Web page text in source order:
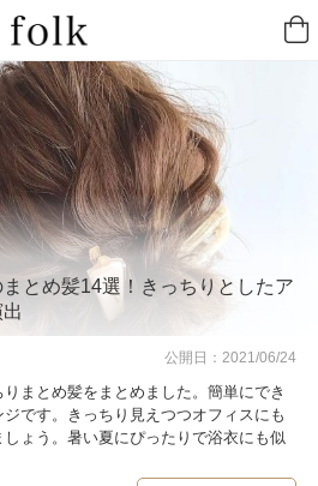
とめ髪14選！きっちりとしたア
公開日：2021/06/24
まとめ髪をまとめました。簡単にでき
です。きっちり見えつつオフィスにも
ょう。暑い夏にぴったりで浴衣にも似